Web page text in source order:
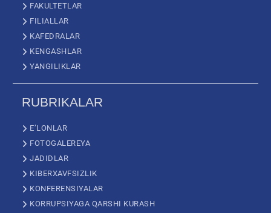
FAKULTETLAR
FILIALLAR
KAFEDRALAR
KENGASHLAR
YANGILIKLAR
RUBRIKALAR
E’LONLAR
FOTOGALEREYA
JADIDLAR
KIBERXAVFSIZLIK
KONFERENSIYALAR
KORRUPSIYAGA QARSHI KURASH